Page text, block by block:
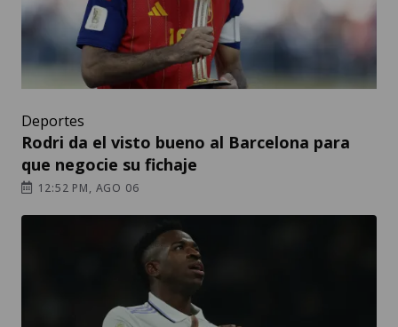
Deportes
Rodri da el visto bueno al Barcelona para
que negocie su fichaje
12:52 PM, AGO 06